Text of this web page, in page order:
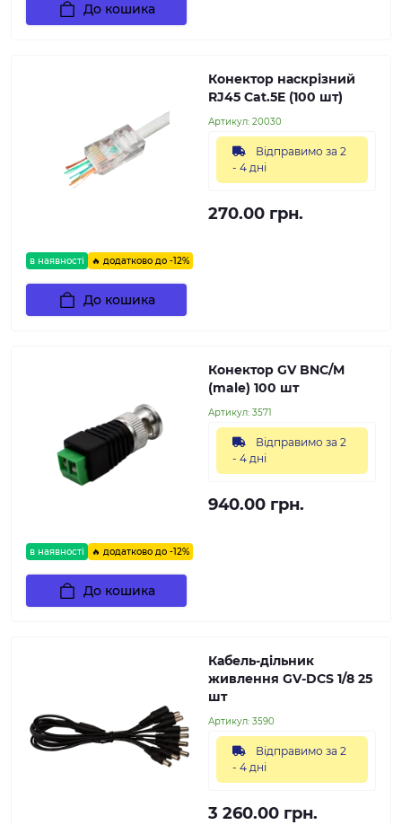
До кошика
в наявності 🔥 додатково до -12%
Конектор наскрізний
RJ45 Cat.5E (100 шт)
Артикул: 20030
Відправимо за 2
- 4 дні
270.00 грн.
До кошика
в наявності 🔥 додатково до -12%
Конектор GV BNC/M
(male) 100 шт
Артикул: 3571
Відправимо за 2
- 4 дні
940.00 грн.
До кошика
Кабель-дільник
живлення GV-DCS 1/8 25
шт
Артикул: 3590
Відправимо за 2
- 4 дні
3 260.00 грн.